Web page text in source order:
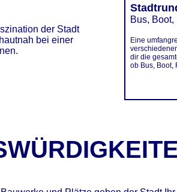
der Stadt
bei einer
Bus,
Eine
dir die
ob Bus, Boot,